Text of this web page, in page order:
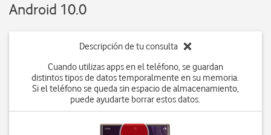
Android 10.0
Descripción de tu consulta
Cuando utilizas apps en el teléfono, se guardan
distintos tipos de datos temporalmente en su memoria.
Si el teléfono se queda sin espacio de almacenamiento,
puede ayudarte borrar estos datos.